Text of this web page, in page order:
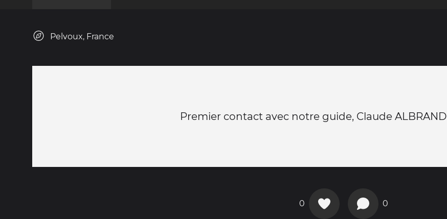
Pelvoux, France
Premier contact avec notre guide, Claude ALBRAND
0 0